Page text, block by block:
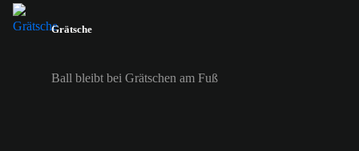
Grätsche
Ball bleibt bei Grätschen am Fuß